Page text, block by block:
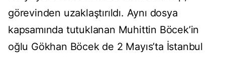
görevinden uzaklaştırıldı. Aynı dosya
kapsamında tutuklanan Muhittin Böcek’in
oğlu Gökhan Böcek de 2 Mayıs’ta İstanbul